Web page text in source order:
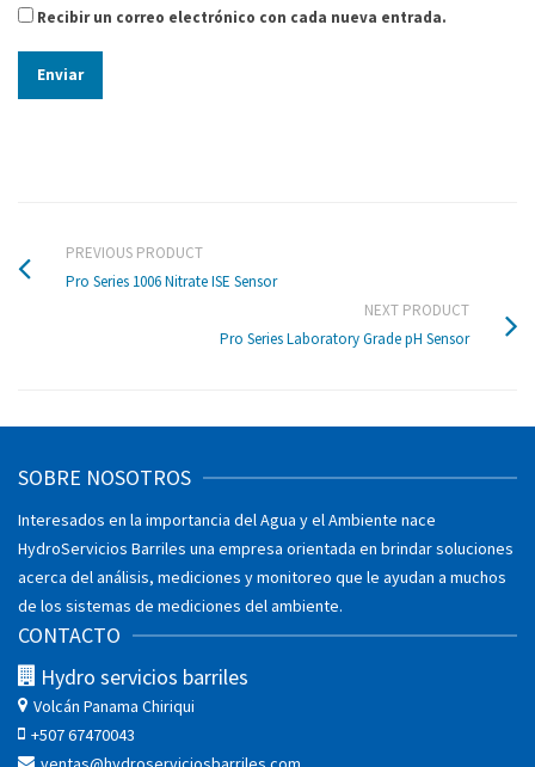
Recibir un correo electrónico con cada nueva entrada.
PREVIOUS PRODUCT
Pro Series 1006 Nitrate ISE Sensor
NEXT PRODUCT
Pro Series Laboratory Grade pH Sensor
SOBRE NOSOTROS
Interesados en la importancia del Agua y el Ambiente nace
HydroServicios Barriles una empresa orientada en brindar soluciones
acerca del análisis, mediciones y monitoreo que le ayudan a muchos
de los sistemas de mediciones del ambiente.
CONTACTO
Hydro servicios barriles
Volcán Panama Chiriqui
+507 67470043